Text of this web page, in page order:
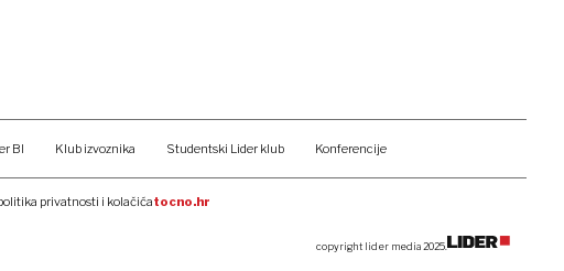
BI Klub izvoznika Studentski Lider klub Konferencije
privatnosti i kolačićatocno.hr
copyright lider media 2025.